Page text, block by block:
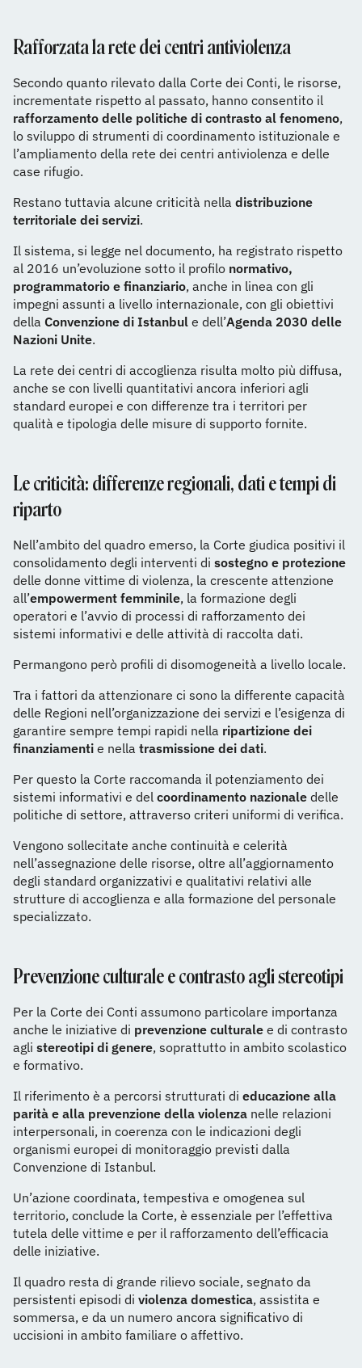
Rafforzata la rete dei centri antiviolenza
Secondo quanto rilevato dalla Corte dei Conti, le risorse,
incrementate rispetto al passato, hanno consentito il
rafforzamento delle politiche di contrasto al fenomeno,
lo sviluppo di strumenti di coordinamento istituzionale e
l’ampliamento della rete dei centri antiviolenza e delle
case rifugio.
Restano tuttavia alcune criticità nella distribuzione
territoriale dei servizi.
Il sistema, si legge nel documento, ha registrato rispetto
al 2016 un’evoluzione sotto il profilo normativo,
programmatorio e finanziario, anche in linea con gli
impegni assunti a livello internazionale, con gli obiettivi
della Convenzione di Istanbul e dell’Agenda 2030 delle
Nazioni Unite.
La rete dei centri di accoglienza risulta molto più diffusa,
anche se con livelli quantitativi ancora inferiori agli
standard europei e con differenze tra i territori per
qualità e tipologia delle misure di supporto fornite.
Le criticità: differenze regionali, dati e tempi di
riparto
Nell’ambito del quadro emerso, la Corte giudica positivi il
consolidamento degli interventi di sostegno e protezione
delle donne vittime di violenza, la crescente attenzione
all’empowerment femminile, la formazione degli
operatori e l’avvio di processi di rafforzamento dei
sistemi informativi e delle attività di raccolta dati.
Permangono però profili di disomogeneità a livello locale.
Tra i fattori da attenzionare ci sono la differente capacità
delle Regioni nell’organizzazione dei servizi e l’esigenza di
garantire sempre tempi rapidi nella ripartizione dei
finanziamenti e nella trasmissione dei dati.
Per questo la Corte raccomanda il potenziamento dei
sistemi informativi e del coordinamento nazionale delle
politiche di settore, attraverso criteri uniformi di verifica.
Vengono sollecitate anche continuità e celerità
nell’assegnazione delle risorse, oltre all’aggiornamento
degli standard organizzativi e qualitativi relativi alle
strutture di accoglienza e alla formazione del personale
specializzato.
Prevenzione culturale e contrasto agli stereotipi
Per la Corte dei Conti assumono particolare importanza
anche le iniziative di prevenzione culturale e di contrasto
agli stereotipi di genere, soprattutto in ambito scolastico
e formativo.
Il riferimento è a percorsi strutturati di educazione alla
parità e alla prevenzione della violenza nelle relazioni
interpersonali, in coerenza con le indicazioni degli
organismi europei di monitoraggio previsti dalla
Convenzione di Istanbul.
Un’azione coordinata, tempestiva e omogenea sul
territorio, conclude la Corte, è essenziale per l’effettiva
tutela delle vittime e per il rafforzamento dell’efficacia
delle iniziative.
Il quadro resta di grande rilievo sociale, segnato da
persistenti episodi di violenza domestica, assistita e
sommersa, e da un numero ancora significativo di
uccisioni in ambito familiare o affettivo.